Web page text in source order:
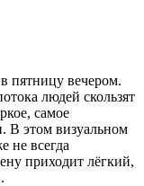
пятницу вечером.
людей скользят
самое
В этом визуальном
не всегда
приходит лёгкий,